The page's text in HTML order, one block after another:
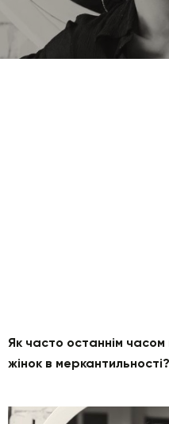
Як часто останнім
жінок в меркантильності?